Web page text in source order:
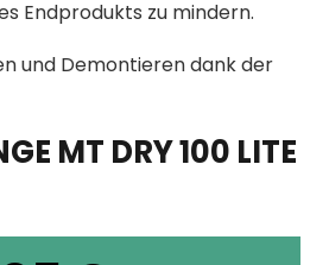
Endprodukts zu mindern.
und Demontieren dank der
MT DRY 100 LITE